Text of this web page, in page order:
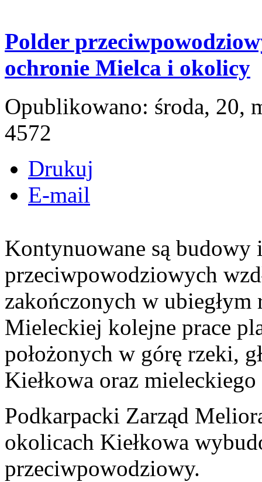
Polder
ochronie Mielca i okolicy
Opublikowano: środa, 20,
4572
Drukuj
E-mail
Kontynuowane są budowy
przeciwpowodziowych
zakończonych w
Mieleckiej kolejne prace
położonych w górę rzeki,
Kiełkowa oraz
Podkarpacki Zarząd
okolicach Kiełkowa
przeciwpowodziowy.